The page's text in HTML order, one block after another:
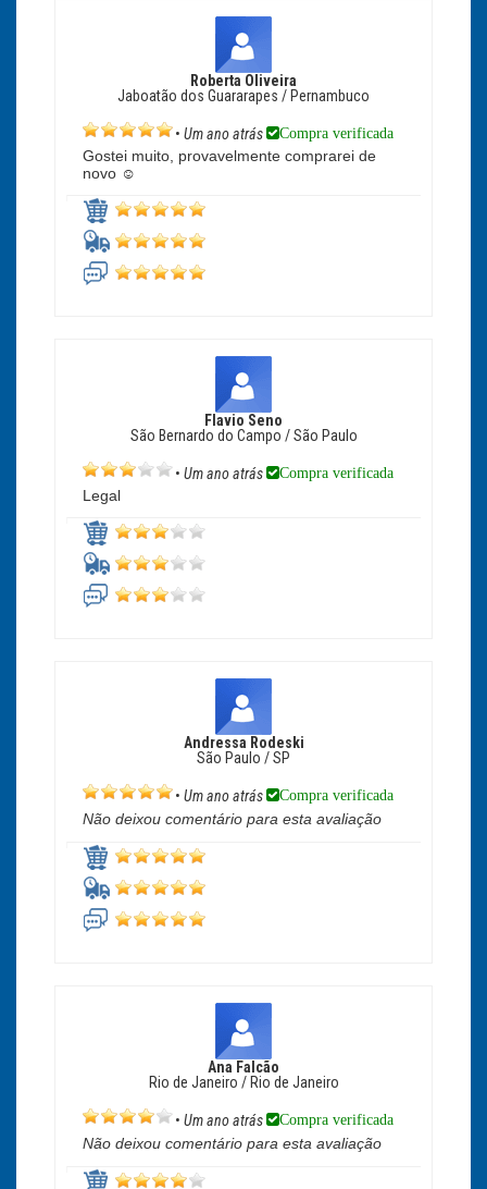
Roberta Oliveira
Jaboatão dos Guararapes / Pernambuco
• Um ano atrás Compra verificada
Gostei muito, provavelmente comprarei de
novo ☺️
Flavio Seno
São Bernardo do Campo / São Paulo
• Um ano atrás Compra verificada
Legal
Andressa Rodeski
São Paulo / SP
• Um ano atrás Compra verificada
Não deixou comentário para esta avaliação
Ana Falcão
Rio de Janeiro / Rio de Janeiro
• Um ano atrás Compra verificada
Não deixou comentário para esta avaliação